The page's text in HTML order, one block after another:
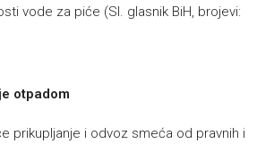
vode za piće (Sl. glasnik BiH, brojevi:
otpadom
prikupljanje i odvoz smeća od pravnih i